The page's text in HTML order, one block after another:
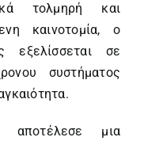
τολμηρή και
καινοτομία, ο
εξελίσσεται σε
συστήματος
αποτέλεσε μια